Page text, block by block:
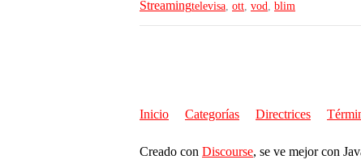
Streamingtelevisa ott vod blim
Inicio Categorías Directrices
Creado con Discourse, se ve mejor con